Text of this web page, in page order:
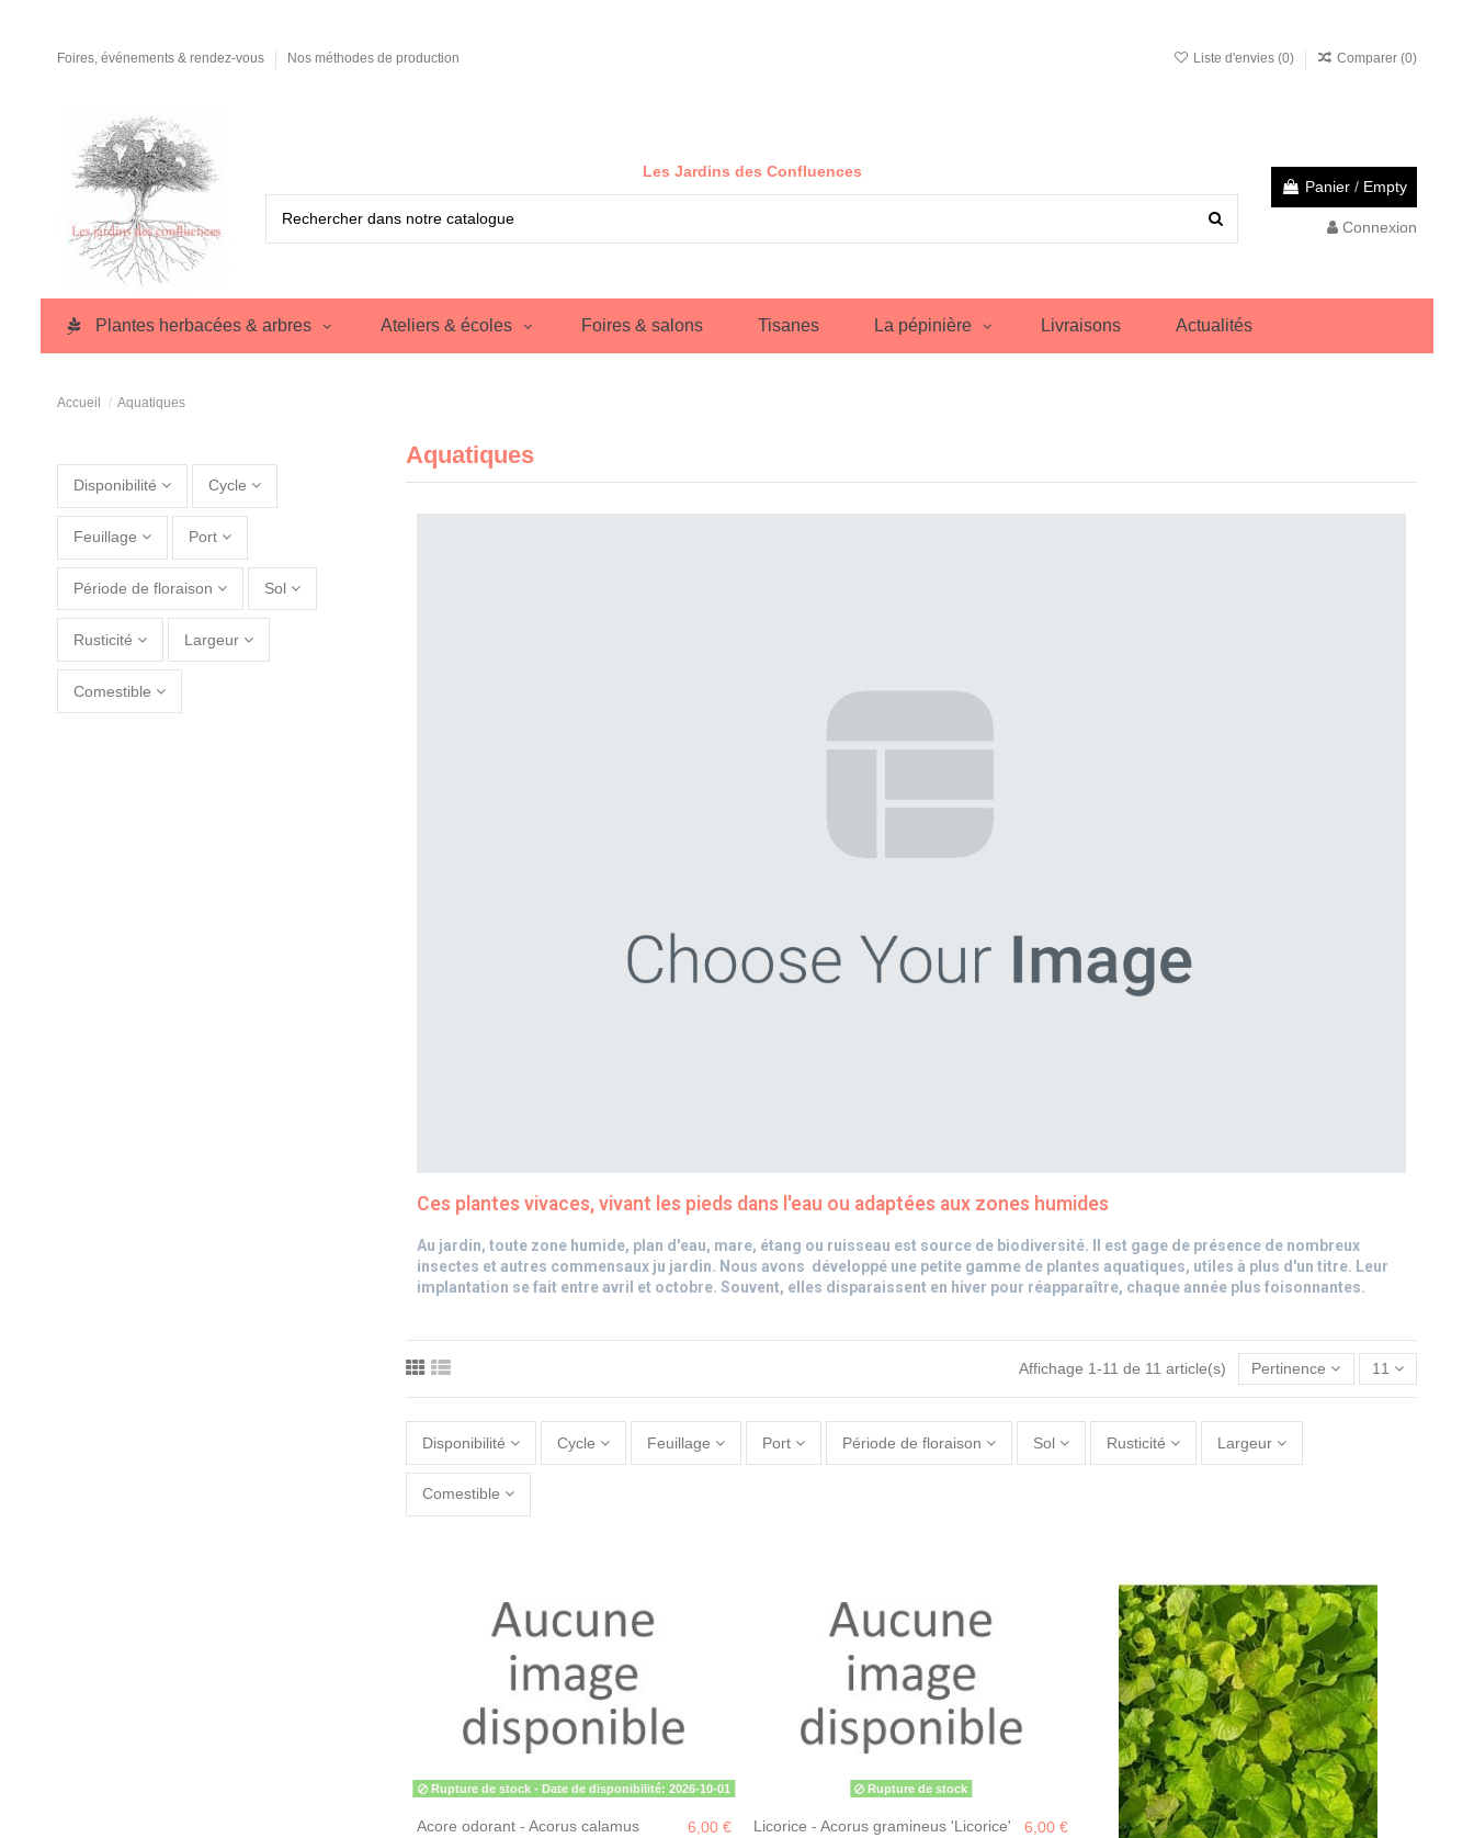
Foires, événements & rendez-vous Nos méthodes de production Liste d'envies (0) Comparer (0)
Les Jardins des Confluences
Panier / Empty
Connexion
Plantes herbacées & arbres Ateliers & écoles Foires & salons Tisanes La pépinière Livraisons Actualités
Accueil Aquatiques
Aquatiques
Ces plantes vivaces, vivant les pieds dans l'eau ou adaptées aux zones humides
Au jardin, toute zone humide, plan d'eau, mare, étang ou ruisseau est source de biodiversité. Il est gage de présence de nombreux
insectes et autres commensaux ju jardin. Nous avons développé une petite gamme de plantes aquatiques, utiles à plus d'un titre. Leur
implantation se fait entre avril et octobre. Souvent, elles disparaissent en hiver pour réapparaître, chaque année plus foisonnantes.
Affichage 1-11 de 11 article(s) Pertinence 11
Disponibilité Cycle Feuillage Port Période de floraison Sol Rusticité Largeur
Comestible
Rupture de stock - Date de disponibilité: 2026-10-01
Acore odorant - Acorus calamus 6,00 €
Rupture de stock
Licorice - Acorus gramineus 'Licorice' 6,00 €
Disponibilité Cycle
Feuillage Port
Période de floraison Sol
Rusticité Largeur
Comestible